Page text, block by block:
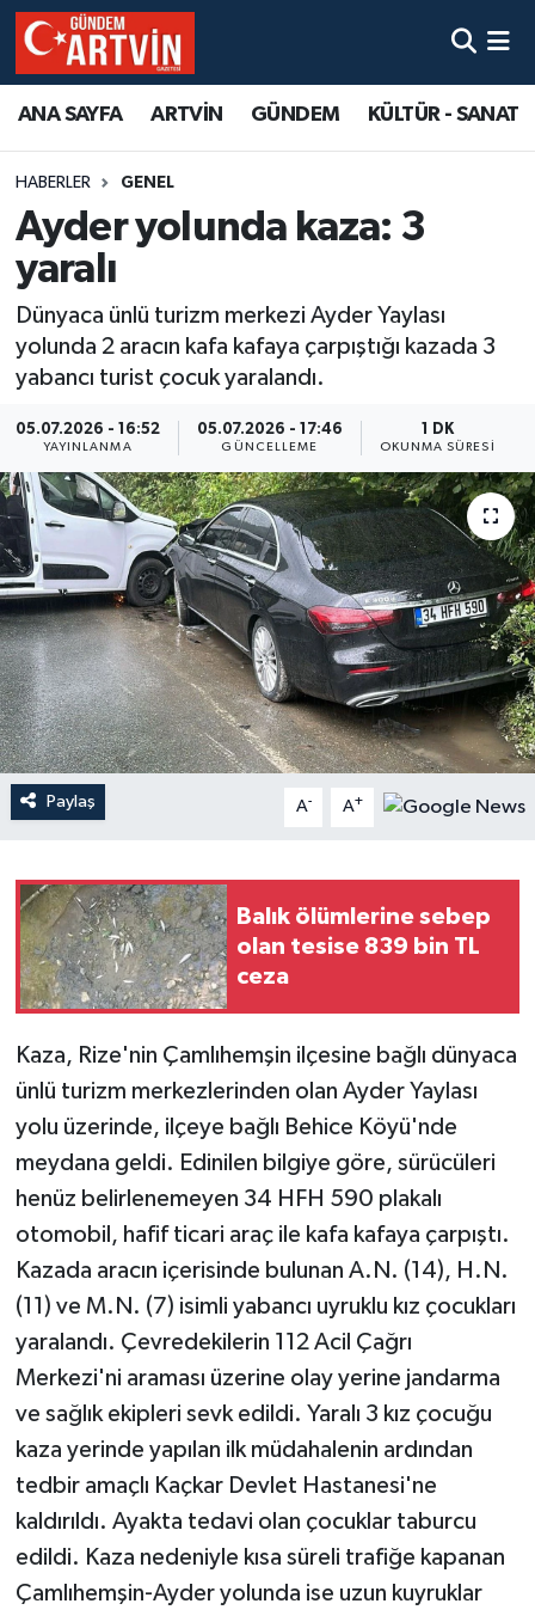
ANA SAYFA ARTVİN GÜNDEM KÜLTÜR - SANAT
HABERLER GENEL
Ayder yolunda kaza: 3
yaralı
Dünyaca ünlü turizm merkezi Ayder Yaylası
yolunda 2 aracın kafa kafaya çarpıştığı kazada 3
yabancı turist çocuk yaralandı.
05.07.2026 - 16:52
YAYINLANMA
05.07.2026 - 17:46
GÜNCELLEME
1 DK
OKUNMA SÜRESI
Paylaş A- A+
Balık ölümlerine sebep
olan tesise 839 bin TL
ceza
Kaza, Rize'nin Çamlıhemşin ilçesine bağlı dünyaca
ünlü turizm merkezlerinden olan Ayder Yaylası
yolu üzerinde, ilçeye bağlı Behice Köyü'nde
meydana geldi. Edinilen bilgiye göre, sürücüleri
henüz belirlenemeyen 34 HFH 590 plakalı
otomobil, hafif ticari araç ile kafa kafaya çarpıştı.
Kazada aracın içerisinde bulunan A.N. (14), H.N.
(11) ve M.N. (7) isimli yabancı uyruklu kız çocukları
yaralandı. Çevredekilerin 112 Acil Çağrı
Merkezi'ni araması üzerine olay yerine jandarma
ve sağlık ekipleri sevk edildi. Yaralı 3 kız çocuğu
kaza yerinde yapılan ilk müdahalenin ardından
tedbir amaçlı Kaçkar Devlet Hastanesi'ne
kaldırıldı. Ayakta tedavi olan çocuklar taburcu
edildi. Kaza nedeniyle kısa süreli trafiğe kapanan
Çamlıhemşin-Ayder yolunda ise uzun kuyruklar